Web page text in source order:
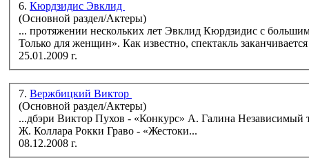
6. Кюрдзидис Эвклид
(Основной раздел/Актеры)
... протяжении нескольких лет Эвклид Кюрдзидис с
Только для женщин». Как известно, спектакль
25.01.2009 г.
7. Вержбицкий Виктор
(Основной раздел/Актеры)
...дбэри Виктор Пухов - «Конкурс» А. Галина Независимый театральный проект: Берни - «Ladies' night» А. Маккартена, С. Синклера,
Ж. Коллара Рокки Граво - «Жестоки...
08.12.2008 г.